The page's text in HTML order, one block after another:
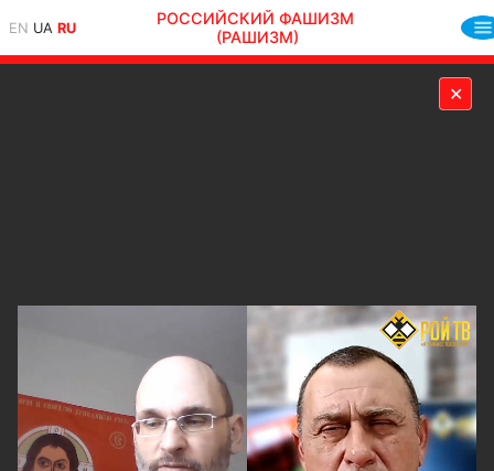
EN UA RU
РОССИЙСКИЙ ФАШИЗМ
(РАШИЗМ)
✕